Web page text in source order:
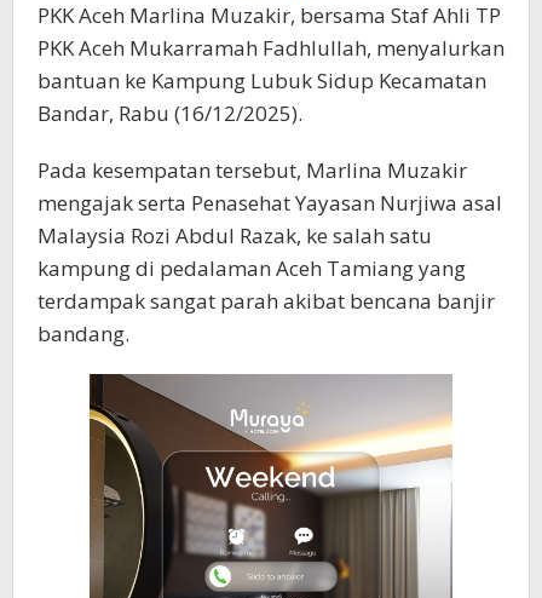
PKK Aceh Marlina Muzakir, bersama Staf Ahli TP
PKK Aceh Mukarramah Fadhlullah, menyalurkan
bantuan ke Kampung Lubuk Sidup Kecamatan
Bandar, Rabu (16/12/2025).
Pada kesempatan tersebut, Marlina Muzakir
mengajak serta Penasehat Yayasan Nurjiwa asal
Malaysia Rozi Abdul Razak, ke salah satu
kampung di pedalaman Aceh Tamiang yang
terdampak sangat parah akibat bencana banjir
bandang.